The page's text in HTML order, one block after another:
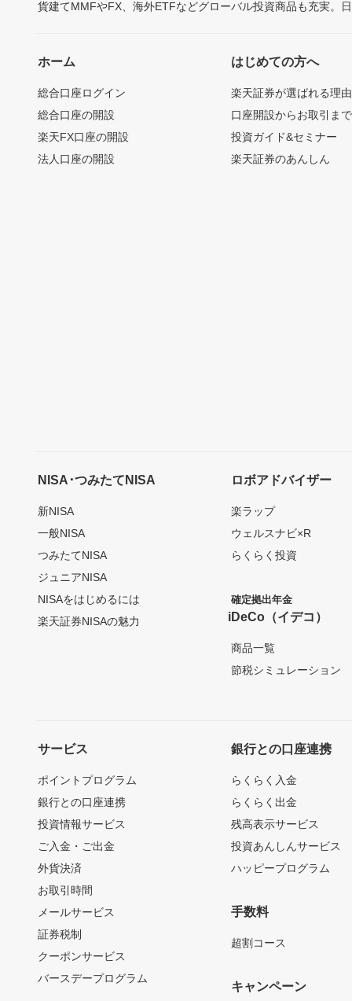
貨建てMMFやFX、海外ETFなどグローバル投資商品も充実。
ホーム
総合口座ログイン
総合口座の開設
楽天FX口座の開設
法人口座の開設
はじめての方へ
楽天証券が選ばれる理由
口座開設からお取引ま
投資ガイド&セミナー
楽天証券のあんしん
NISA･つみたてNISA
新NISA
一般NISA
つみたてNISA
ジュニアNISA
NISAをはじめるには
楽天証券NISAの魅力
ロボアドバイザー
楽ラップ
ウェルスナビ×R
らくらく投資
確定拠出年金
iDeCo（イデコ）
商品一覧
節税シミュレーション
サービス
ポイントプログラム
銀行との口座連携
投資情報サービス
ご入金・ご出金
外貨決済
お取引時間
メールサービス
証券税制
クーポンサービス
バースデープログラム
銀行との口座連携
らくらく入金
らくらく出金
残高表示サービス
投資あんしんサービス
ハッピープログラム
手数料
超割コース
キャンペーン